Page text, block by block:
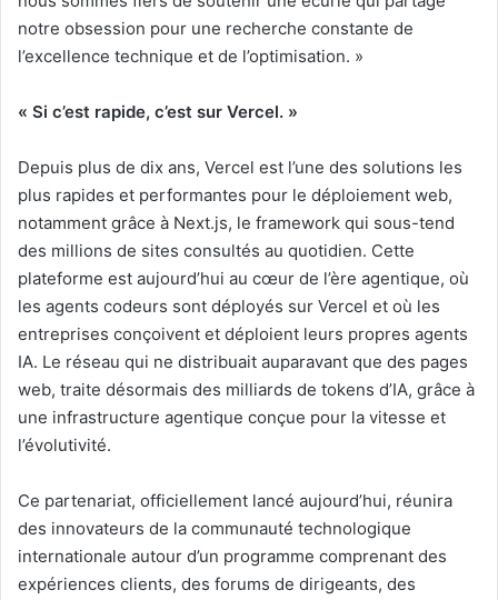
notre obsession pour une recherche constante de
l’excellence technique et de l’optimisation. »
« Si c’est rapide, c’est sur Vercel. »
Depuis plus de dix ans, Vercel est l’une des solutions les
plus rapides et performantes pour le déploiement web,
notamment grâce à Next.js, le framework qui sous-tend
des millions de sites consultés au quotidien. Cette
plateforme est aujourd’hui au cœur de l’ère agentique, où
les agents codeurs sont déployés sur Vercel et où les
entreprises conçoivent et déploient leurs propres agents
IA. Le réseau qui ne distribuait auparavant que des pages
web, traite désormais des milliards de tokens d’IA, grâce à
une infrastructure agentique conçue pour la vitesse et
l’évolutivité.
Ce partenariat, officiellement lancé aujourd’hui, réunira
des innovateurs de la communauté technologique
internationale autour d’un programme comprenant des
expériences clients, des forums de dirigeants, des